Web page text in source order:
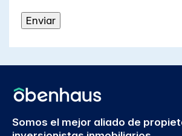
Somos el mejor aliado de